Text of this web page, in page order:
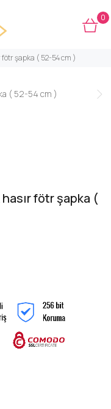
0
şapka ( 52-54 cm )
fötr şapka (